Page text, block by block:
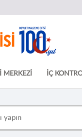
MERKEZİ İÇ